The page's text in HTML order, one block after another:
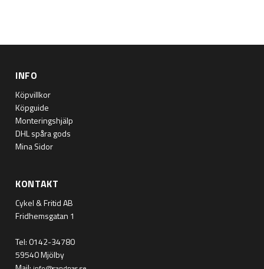
INFO
Köpvillkor
Köpguide
Monteringshjälp
DHL spåra gods
Mina Sidor
KONTAKT
Cykel & Fritid AB
Fridhemsgatan 1
Tel: 0142-34780
59540 Mjölby